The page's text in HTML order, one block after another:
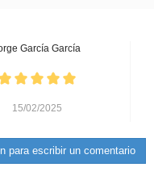
García García
15/02/2025
para escribir un comentario